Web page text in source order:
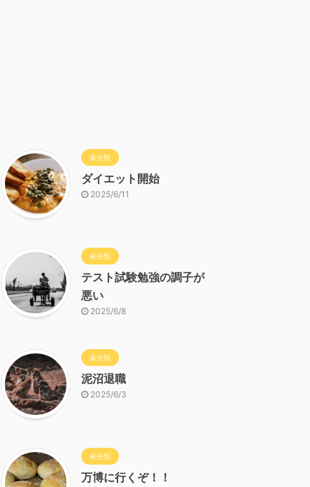
未分類
ダイエット開始
2025/6/11
未分類
テスト試験勉強の調子が
悪い
2025/6/8
未分類
泥沼退職
2025/6/3
未分類
万博に行くぞ！！